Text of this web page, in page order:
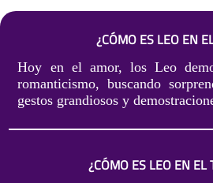
¿CÓMO ES LEO EN
Hoy en el amor, los Leo
romanticismo, buscando
gestos grandiosos y
¿CÓMO ES LEO EN EL